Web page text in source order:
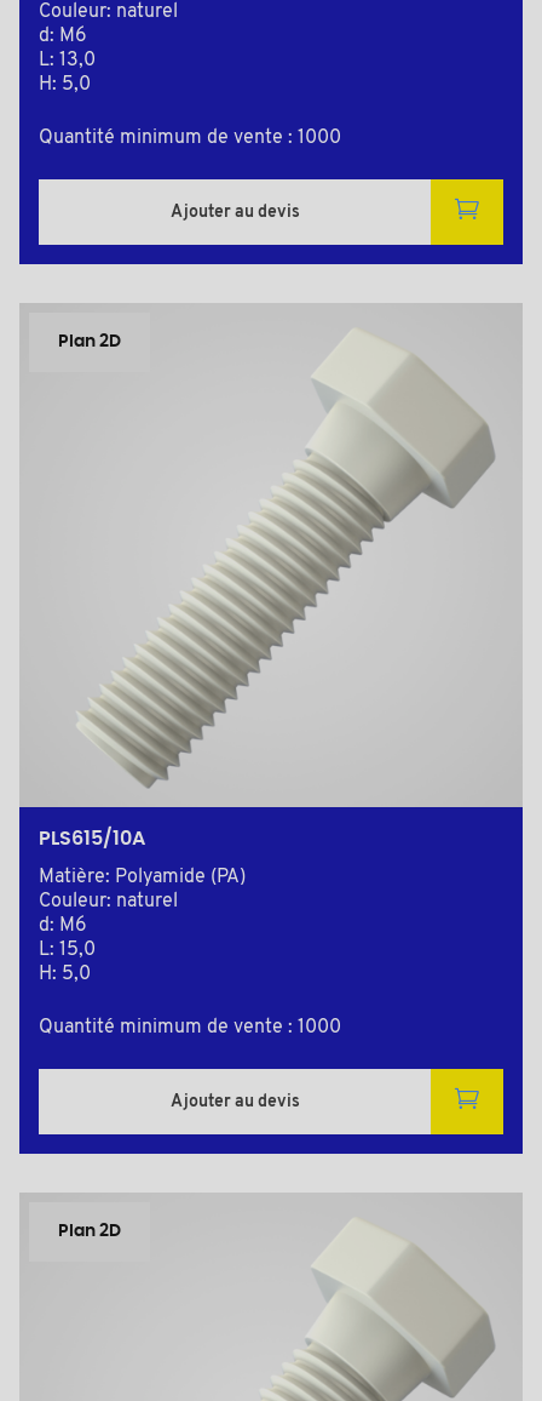
Couleur: naturel
d: M6
L: 13,0
H: 5,0
Quantité minimum de vente : 1000
Ajouter au devis
Plan 2D
PLS615/10A
Matière: Polyamide (PA)
Couleur: naturel
d: M6
L: 15,0
H: 5,0
Quantité minimum de vente : 1000
Ajouter au devis
Plan 2D